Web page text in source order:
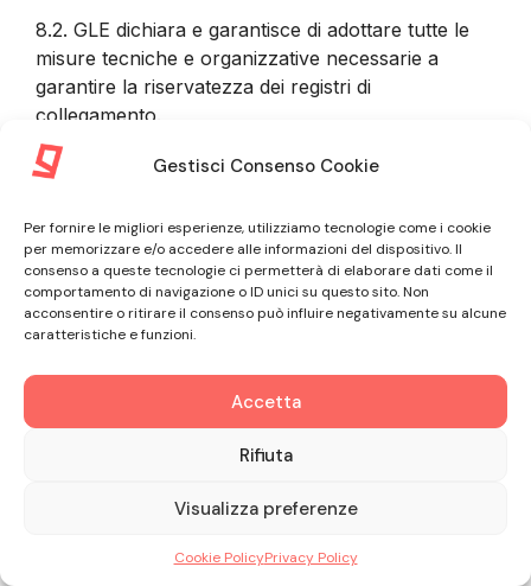
Gestisci Consenso Cookie
Per fornire le migliori esperienze, utilizziamo tecnologie come i cookie
per memorizzare e/o accedere alle informazioni del dispositivo. Il
consenso a queste tecnologie ci permetterà di elaborare dati come il
comportamento di navigazione o ID unici su questo sito. Non
acconsentire o ritirare il consenso può influire negativamente su alcune
caratteristiche e funzioni.
Accetta
Rifiuta
Visualizza preferenze
Cookie PolicyPrivacy Policy
8.2. GLE dichiara e garantisce di adottare tutte le
misure tecniche e organizzative necessarie a
garantire la riservatezza dei registri di
collegamento.
9. INFORMAZIONI FORNITE DAL
CLIENTE
9.1. Nel corso della procedura di sottoscrizione del
Contratto e nel corso dell’intero rapporto
commerciale con il Cliente, GLE tratta informazioni
non personali riguardanti il Professionista
associato all’Account Amministratore, oltre a
informazioni personali riguardanti il Professionista
caso il Cliente si impegna a fornire informazioni
rappresentare falsamente il rapporto con qualsiasi